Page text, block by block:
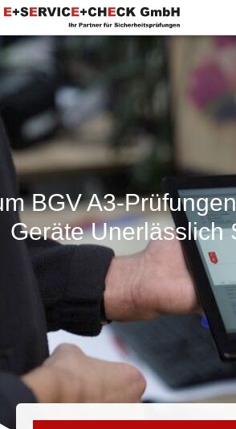
BGV A3-
Geräte Unerlässlich